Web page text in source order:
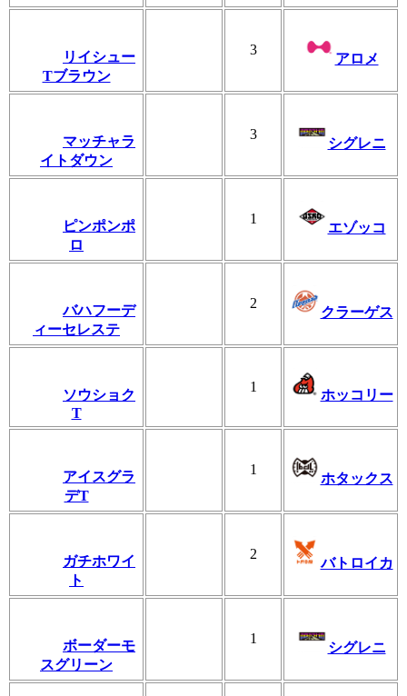
リイシュー
Tブラウン
3
アロメ
マッチャラ
イトダウン
3
シグレニ
ピンポンポ
ロ
1
エゾッコ
バハフーデ
ィーセレステ
2
クラーゲス
ソウショク
T
1
ホッコリー
アイスグラ
デT
1
ホタックス
ガチホワイ
ト
2
バトロイカ
ボーダーモ
スグリーン
1
シグレニ